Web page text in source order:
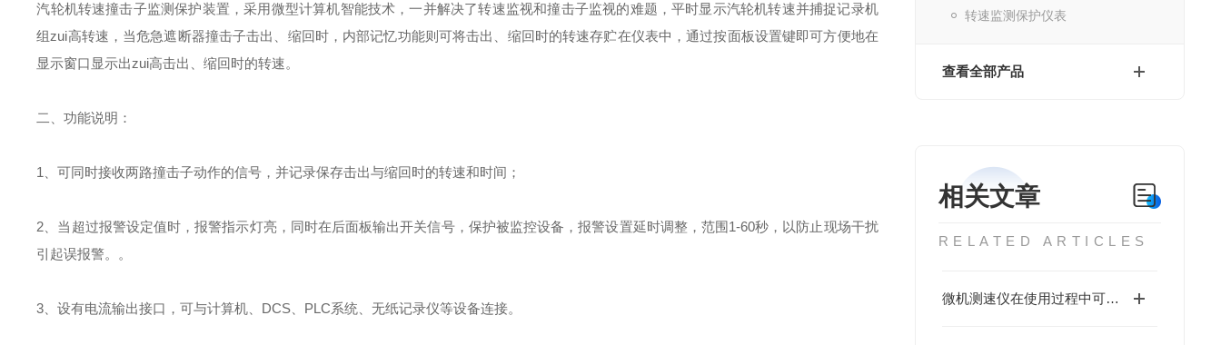
转速监测保护仪表
查看全部产品
相关文章
RELATED ARTICLES
微机测速仪在使用过程中可能出现的一些常见问题
汽轮机转速撞击子监测保护装置，采用微型计算机智能技术，一并解决了转速监视和撞击子监视的难题，平时显示汽轮机转速并捕捉记录机
组zui高转速，当危急遮断器撞击子击出、缩回时，内部记忆功能则可将击出、缩回时的转速存贮在仪表中，通过按面板设置键即可方便地在
显示窗口显示出zui高击出、缩回时的转速。
二、功能说明：
1 、可同时接收两路撞击子动作的信号，并记录保存击出与缩回时的转速和时间；
2 、当超过报警设定值时，报警指示灯亮，同时在后面板输出开关信号，保护被监控设备，报警设置延时调整，范围 1-60秒，以防止现场干扰
引起误报警。。
3 、设有电流输出接口，可与计算机、 DCS PLC系统、无纸记录仪等设备连接。